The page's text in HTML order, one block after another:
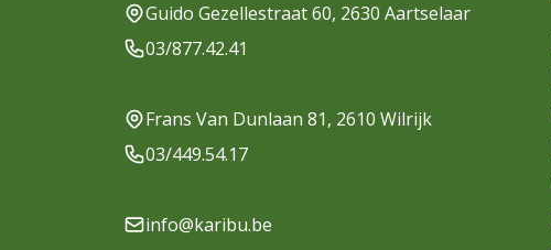
Guido Gezellestraat 60, 2630 Aartselaar
03/877.42.41
Frans Van Dunlaan 81, 2610 Wilrijk
03/449.54.17
info@karibu.be